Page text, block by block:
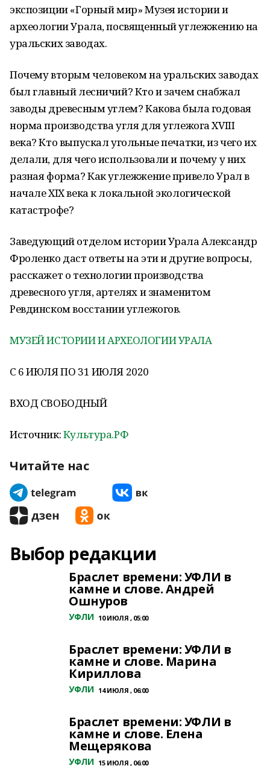
экспозиции «Горный мир» Музея истории и
археологии Урала, посвященный углежжению на
уральских заводах.
Почему вторым человеком на уральских заводах
был главный лесничий? Кто и зачем снабжал
заводы древесным углем? Какова была годовая
норма производства угля для углежога XVIII
века? Кто выпускал угольные печатки, из чего их
делали, для чего использовали и почему у них
разная форма? Как углежжение привело Урал в
начале XIX века к локальной экологической
катастрофе?
Заведующий отделом истории Урала Александр
Фроленко даст ответы на эти и другие вопросы,
расскажет о технологии производства
древесного угля, артелях и знаменитом
Ревдинском восстании углежогов.
МУЗЕЙ ИСТОРИИ И АРХЕОЛОГИИ УРАЛА
С 6 ИЮЛЯ ПО 31 ИЮЛЯ 2020
ВХОД СВОБОДНЫЙ
Источник:Культура.РФ
Читайте нас
Выбор редакции
Браслет времени: УФЛИ в
камне и слове. Андрей
Ошнуров
УФЛИ 10 ИЮЛЯ , 05:00
Браслет времени: УФЛИ в
камне и слове. Марина
Кириллова
УФЛИ 14 ИЮЛЯ , 06:00
Браслет времени: УФЛИ в
камне и слове. Елена
Мещерякова
УФЛИ 15 ИЮЛЯ , 06:00